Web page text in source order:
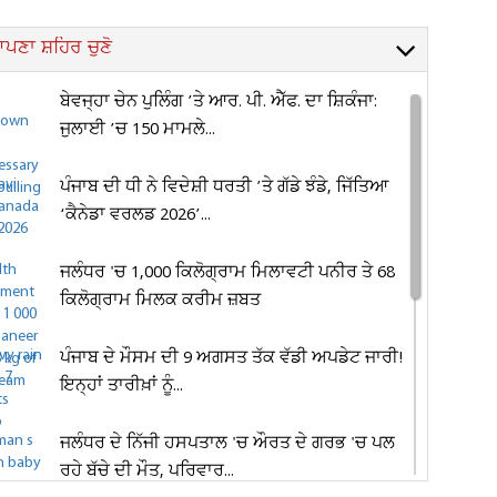
ਸ਼ਹਿਰ ਚੁਣੋ
ਬੇਵਜ੍ਹਾ ਚੇਨ ਪੁਲਿੰਗ ’ਤੇ ਆਰ. ਪੀ. ਐੱਫ. ਦਾ ਸ਼ਿਕੰਜਾ:
ਜੁਲਾਈ ’ਚ 150 ਮਾਮਲੇ...
ਪੰਜਾਬ ਦੀ ਧੀ ਨੇ ਵਿਦੇਸ਼ੀ ਧਰਤੀ ’ਤੇ ਗੱਡੇ ਝੰਡੇ, ਜਿੱਤਿਆ
‘ਕੈਨੇਡਾ ਵਰਲਡ 2026’...
ਜਲੰਧਰ 'ਚ 1,000 ਕਿਲੋਗ੍ਰਾਮ ਮਿਲਾਵਟੀ ਪਨੀਰ ਤੇ 68
ਕਿਲੋਗ੍ਰਾਮ ਮਿਲਕ ਕਰੀਮ ਜ਼ਬਤ
ਪੰਜਾਬ ਦੇ ਮੌਸਮ ਦੀ 9 ਅਗਸਤ ਤੱਕ ਵੱਡੀ ਅਪਡੇਟ ਜਾਰੀ!
ਇਨ੍ਹਾਂ ਤਾਰੀਖ਼ਾਂ ਨੂੰ...
ਜਲੰਧਰ ਦੇ ਨਿੱਜੀ ਹਸਪਤਾਲ 'ਚ ਔਰਤ ਦੇ ਗਰਭ 'ਚ ਪਲ
ਰਹੇ ਬੱਚੇ ਦੀ ਮੌਤ, ਪਰਿਵਾਰ...